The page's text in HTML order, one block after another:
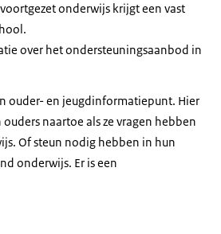
onderwijs krijgt een vast
over het ondersteuningsaanbod in
ouder- en jeugdinformatiepunt. Hier
naartoe als ze vragen hebben
Of steun nodig hebben in hun
onderwijs. Er is een